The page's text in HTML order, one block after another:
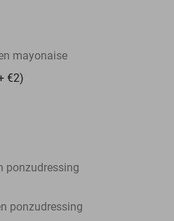
mayonaise
€2)
ponzudressing
ponzudressing